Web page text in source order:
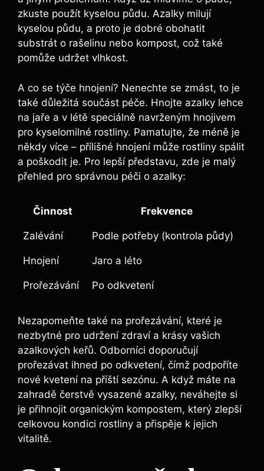
zkuste ⁣použít kyselou půdu. Azalky milují
kyselou půdu, a‍ proto je dobré obohatit
substrát o rašelinu ‌nebo⁣ kompost,⁣ což také
pomůže‌ udržet vlhkost.
A co se týče hnojení? Nenechte se zmást,​ to je
také důležitá součást ‌péče. Hnojte azalky lehce
na‌ jaře a ‍v ​létě speciálně navrženým ⁢hnojivem
pro kyselomilné rostliny. Pamatujte, že méně‌ je
někdy⁤ více – přílišné⁣ hnojení může‍ rostliny spálit
a poškodit je.‍ Pro lepší představu, zde je malý
přehled‍ pro správnou péči o ⁣azalky:
Činnost Frekvence
Zalévání Podle potřeby (kontrola půdy)
Hnojení Jaro a léto
Prořezávání Po odkvetení
Nezapomeňte také ⁤na prořezávání, které ​je
nezbytné pro‌ udržení zdraví a krásy vašich
azalkových​ keřů. ‌Odborníci doporučují
prořezávat ihned po⁢ odkvetení, čímž podpoříte⁢
nové ⁢kvetení na příští sezónu. A když máte na
zahradě čerstvě vysazené azalky, neváhejte si
je ​přihnojit organickým ‌kompostem, který zlepší
celkovou kondici rostliny a přispěje k jejich
vitalitě.